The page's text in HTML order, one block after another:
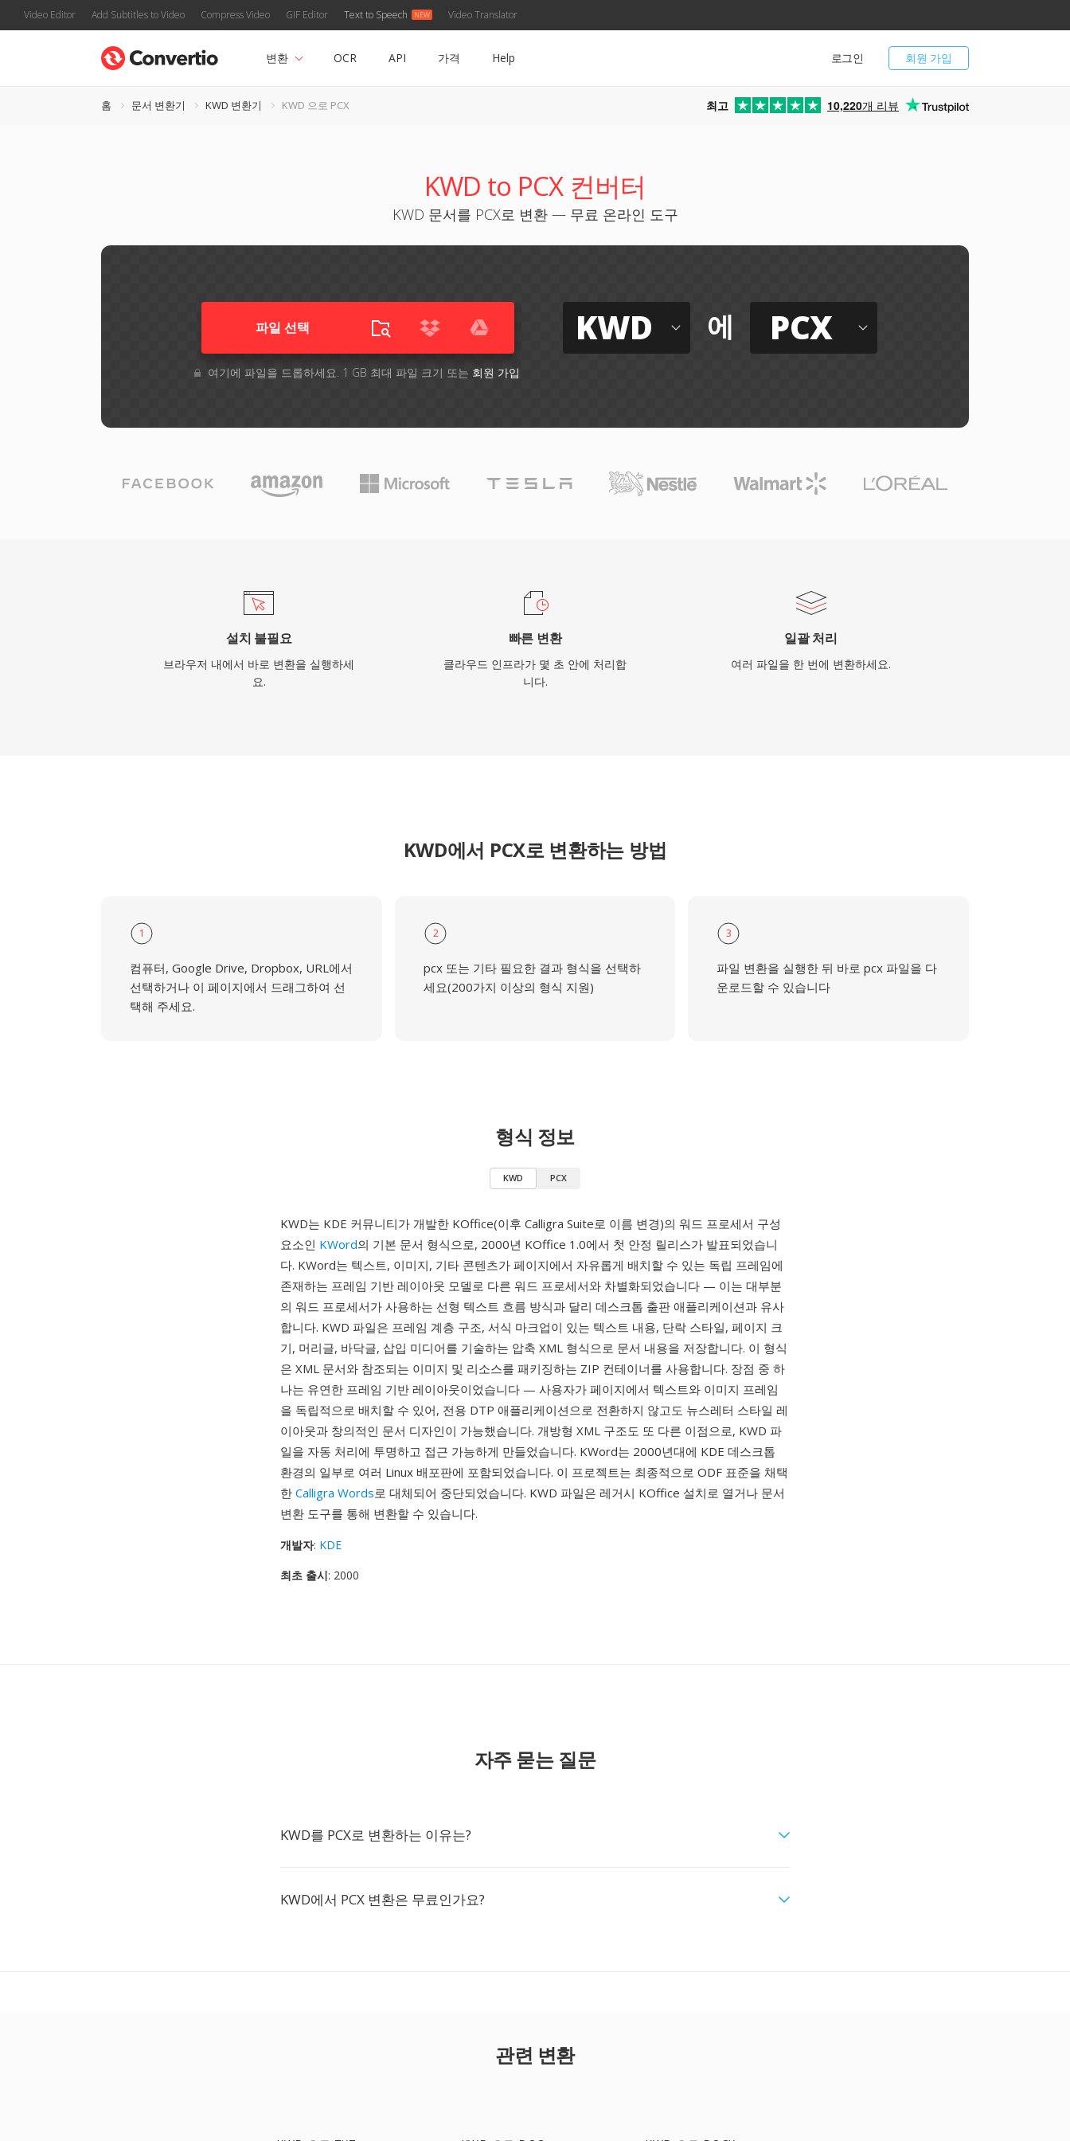
Video Editor Add Subtitles to Video Compress Video GIF Editor Text to Speech Video Translator
회원 가입
로그인
변환 OCR API 가격 Help
홈 문서 변환기 KWD 변환기 KWD 으로 PCX 최고 10,220개 리뷰
KWD to PCX 컨버터
KWD 문서를 PCX로 변환 — 무료 온라인 도구
파일 선택
여기에 파일을 드롭하세요. 1 GB 최대 파일 크기 또는 회원 가입
KWD 에 PCX
설치 불필요
브라우저 내에서 바로 변환을 실행하세
요.
빠른 변환
클라우드 인프라가 몇 초 안에 처리합
니다.
일괄 처리
여러 파일을 한 번에 변환하세요.
KWD에서 PCX로 변환하는 방법
1
컴퓨터, Google Drive, Dropbox, URL에서
선택하거나 이 페이지에서 드래그하여 선
택해 주세요.
2
pcx 또는 기타 필요한 결과 형식을 선택하
세요(200가지 이상의 형식 지원)
3
파일 변환을 실행한 뒤 바로 pcx 파일을 다
운로드할 수 있습니다
형식 정보
KWD PCX
KWD는 KDE 커뮤니티가 개발한 KOffice(이후 Calligra Suite로 이름 변경)의 워드 프로세서 구성
요소인 KWord의 기본 문서 형식으로, 2000년 KOffice 1.0에서 첫 안정 릴리스가 발표되었습니
다. KWord는 텍스트, 이미지, 기타 콘텐츠가 페이지에서 자유롭게 배치할 수 있는 독립 프레임에
존재하는 프레임 기반 레이아웃 모델로 다른 워드 프로세서와 차별화되었습니다 — 이는 대부분
의 워드 프로세서가 사용하는 선형 텍스트 흐름 방식과 달리 데스크톱 출판 애플리케이션과 유사
합니다. KWD 파일은 프레임 계층 구조, 서식 마크업이 있는 텍스트 내용, 단락 스타일, 페이지 크
기, 머리글, 바닥글, 삽입 미디어를 기술하는 압축 XML 형식으로 문서 내용을 저장합니다. 이 형식
은 XML 문서와 참조되는 이미지 및 리소스를 패키징하는 ZIP 컨테이너를 사용합니다. 장점 중 하
나는 유연한 프레임 기반 레이아웃이었습니다 — 사용자가 페이지에서 텍스트와 이미지 프레임
을 독립적으로 배치할 수 있어, 전용 DTP 애플리케이션으로 전환하지 않고도 뉴스레터 스타일 레
이아웃과 창의적인 문서 디자인이 가능했습니다. 개방형 XML 구조도 또 다른 이점으로, KWD 파
일을 자동 처리에 투명하고 접근 가능하게 만들었습니다. KWord는 2000년대에 KDE 데스크톱
환경의 일부로 여러 Linux 배포판에 포함되었습니다. 이 프로젝트는 최종적으로 ODF 표준을 채택
한 Calligra Words로 대체되어 중단되었습니다. KWD 파일은 레거시 KOffice 설치로 열거나 문서
변환 도구를 통해 변환할 수 있습니다.
개발자: KDE
최초 출시: 2000
자주 묻는 질문
KWD를 PCX로 변환하는 이유는?
KWD에서 PCX 변환은 무료인가요?
관련 변환